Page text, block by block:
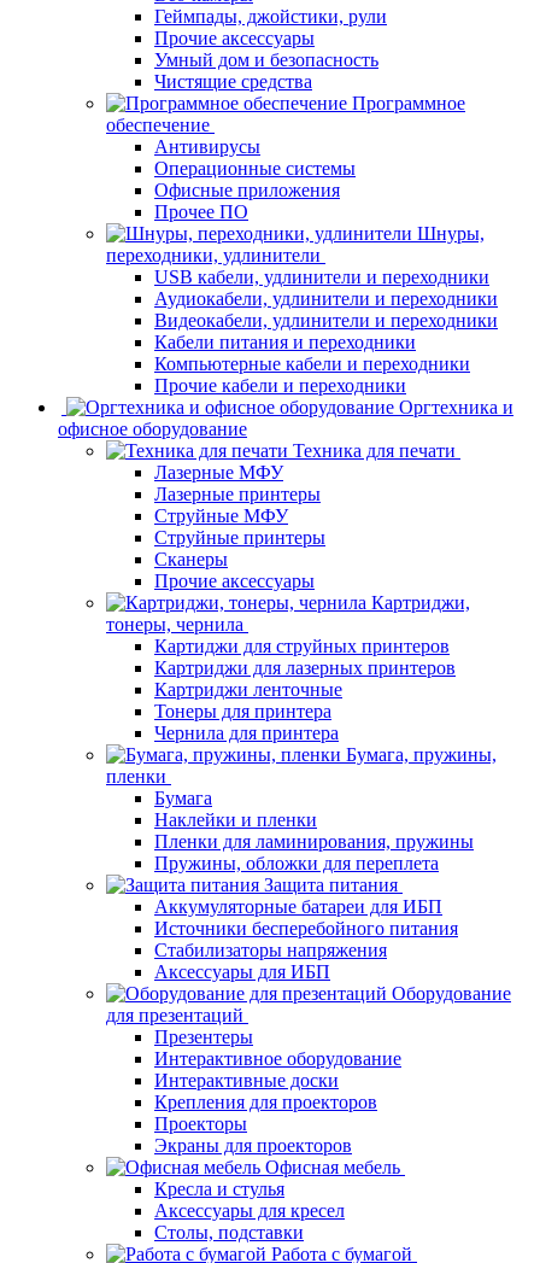
Геймпады, джойстики, рули
Прочие аксессуары
Умный дом и безопасность
Чистящие средства
Программное
обеспечение
Антивирусы
Операционные системы
Офисные приложения
Прочее ПО
Шнуры,
переходники, удлинители
USB кабели, удлинители и переходники
Аудиокабели, удлинители и переходники
Видеокабели, удлинители и переходники
Кабели питания и переходники
Компьютерные кабели и переходники
Прочие кабели и переходники
Оргтехника и
офисное оборудование
Техника для печати
Лазерные МФУ
Лазерные принтеры
Струйные МФУ
Струйные принтеры
Сканеры
Прочие аксессуары
Картриджи,
тонеры, чернила
Картиджи для струйных принтеров
Картриджи для лазерных принтеров
Картриджи ленточные
Тонеры для принтера
Чернила для принтера
Бумага, пружины,
пленки
Бумага
Наклейки и пленки
Пленки для ламинирования, пружины
Пружины, обложки для переплета
Защита питания
Аккумуляторные батареи для ИБП
Источники бесперебойного питания
Стабилизаторы напряжения
Аксессуары для ИБП
Оборудование
для презентаций
Презентеры
Интерактивное оборудование
Интерактивные доски
Крепления для проекторов
Проекторы
Экраны для проекторов
Офисная мебель
Кресла и стулья
Аксессуары для кресел
Столы, подставки
Работа с бумагой